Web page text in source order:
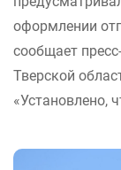
оформлении
сообщает
Тверской
«Установлено,